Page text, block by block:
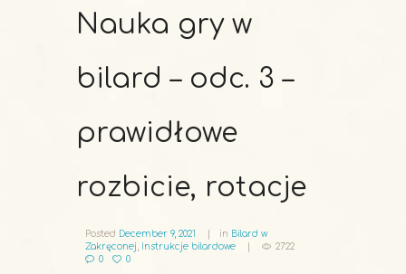
Nauka gry w
bilard – odc. 3 –
prawidłowe
rozbicie, rotacje
Posted December 9, 2021 in Bilard w
Zakręconej
Instrukcje bilardowe
2722
0
0